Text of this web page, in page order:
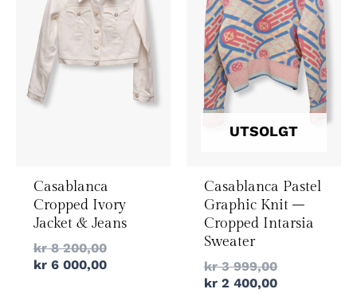
Casablanca
Cropped Ivory
Jacket & Jeans
kr8 200,00
kr6 000,00
UTSOLGT
Casablanca Pastel
Graphic Knit –
Cropped Intarsia
Sweater
kr3 999,00
kr2 400,00